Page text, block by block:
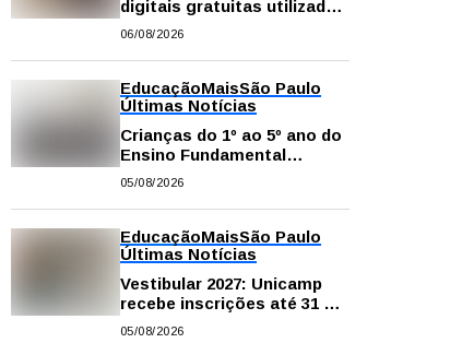
digitais gratuitas utilizadas
na rede pública de SP para
06/08/2026
EducaçãoMaisSão Paulo
Últimas Notícias
Crianças do 1º ao 5º ano do
Ensino Fundamental
contam com plataformas
na escola e em casa
05/08/2026
EducaçãoMaisSão Paulo
Últimas Notícias
Vestibular 2027: Unicamp
recebe inscrições até 31 de
agosto
05/08/2026